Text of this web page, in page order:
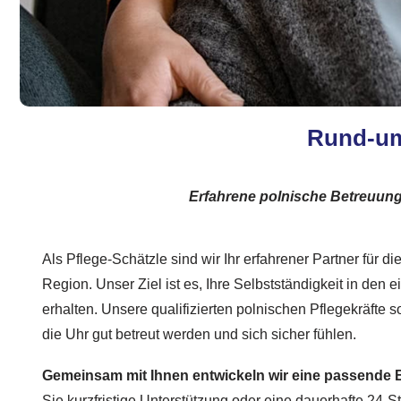
Rund-
Erfahrene polnische
Als Pflege-Schätzle sind wir Ihr erfahrener Partner für
Region. Unser Ziel ist es, Ihre Selbstständigkeit in den
erhalten. Unsere qualifizierten polnischen Pflegekräfte
die Uhr gut betreut werden und sich sicher fühlen.
Gemeinsam mit Ihnen entwickeln wir eine passende